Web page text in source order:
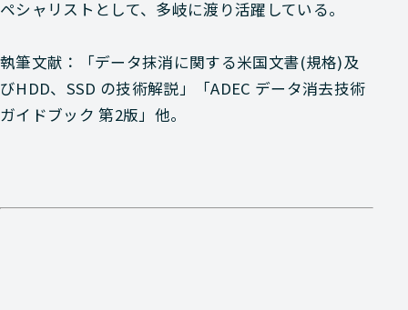
ペシャリストとして、多岐に渡り活躍している。
執筆文献：「データ抹消に関する米国文書(規格)及
びHDD、SSD の技術解説」「ADEC データ消去技術
ガイドブック 第2版」他。